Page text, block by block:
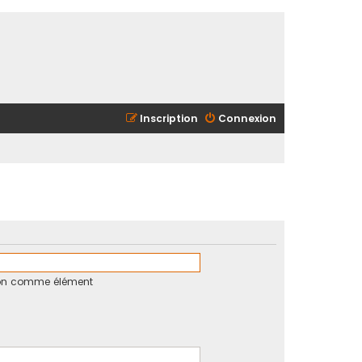
Connexion
Inscription
comme élément